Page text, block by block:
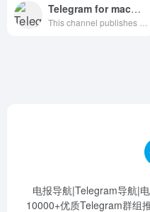
Telegram for macOS Updates
电报导航|Telegram导航|
10000+优质Telegram群组